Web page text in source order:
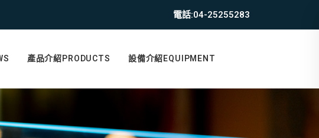
電話:04-25255283
產品介紹PRODUCTS 設備介紹EQUIPMENT